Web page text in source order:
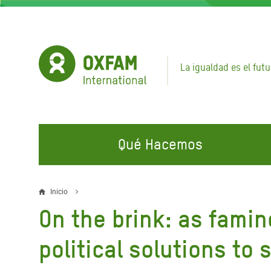
Pasar
La igualdad es el
Qué Hacemos
EN QUÉ TRABAJAMOS
Agua y Servicios de
Saneamiento
Alimentación, Crisis Climática,
Gaza
ÚNETE A NUESTRAS CAMPAÑAS
Climate Justice
Hands Off Our Spaces
enlaces
de
Inicio
On the brink: as
political solutions to